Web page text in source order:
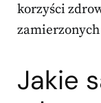
korzyści
Jakie